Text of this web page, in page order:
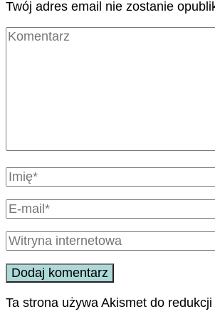
Twój adres email nie zostanie
Ta strona używa Akismet do